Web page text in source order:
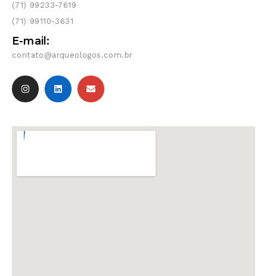
(71) 99233-7619
(71) 99110-3631
E-mail:
contato@arqueologos.com.br